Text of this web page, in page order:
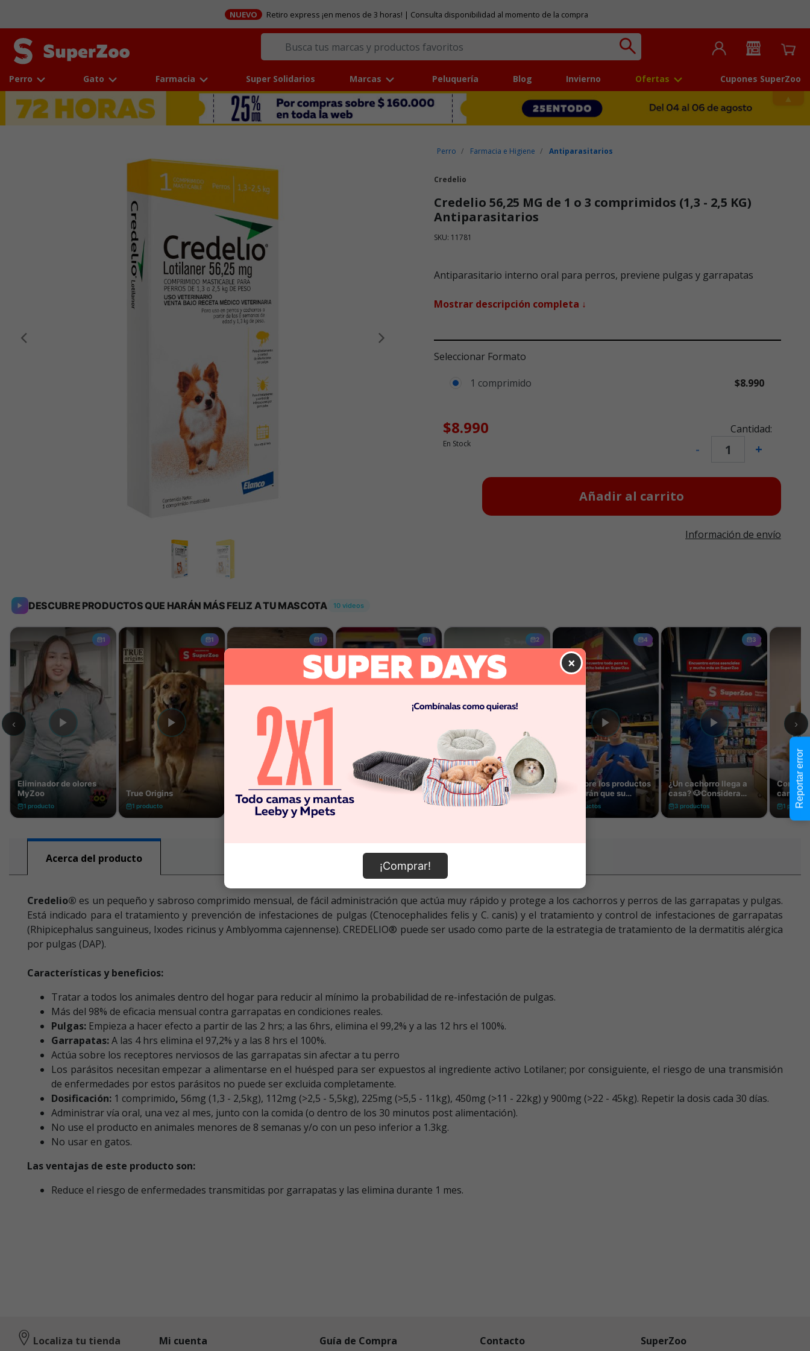
NUEVO Retiro express ¡en menos de 3 horas! | Consulta disponibilidad al momento de la compra
Perro Gato Farmacia Super Solidarios Marcas Peluquería Blog Invierno Ofertas Cupones SuperZoo
Anterior Siguiente
Perro Farmacia e Higiene Antiparasitarios
Credelio
Credelio 56,25 MG de 1 o 3 comprimidos (1,3 - 2,5 KG)
Antiparasitarios
SKU: 11781
Antiparasitario interno oral para perros, previene pulgas y garrapatas
Mostrar descripción completa ↓
Seleccionar Formato
1 comprimido
$8.990
Cantidad:
- +
$8.990
En Stock
Añadir al carrito
Información de envío
Acerca del producto
Credelio® es un pequeño y sabroso comprimido mensual, de fácil administración que actúa muy rápido y protege a los cachorros y perros de las garrapatas y pulgas.
Está indicado para el tratamiento y prevención de infestaciones de pulgas (Ctenocephalides felis y C. canis) y el tratamiento y control de infestaciones de garrapatas
(Rhipicephalus sanguineus, Ixodes ricinus y Amblyomma cajennense). CREDELIO® puede ser usado como parte de la estrategia de tratamiento de la dermatitis alérgica
por pulgas (DAP).
Características y beneficios:
Tratar a todos los animales dentro del hogar para reducir al mínimo la probabilidad de re-infestación de pulgas.
Más del 98% de eficacia mensual contra garrapatas en condiciones reales.
Pulgas: Empieza a hacer efecto a partir de las 2 hrs; a las 6hrs, elimina el 99,2% y a las 12 hrs el 100%.
Garrapatas:A las 4 hrs elimina el 97,2% y a las 8 hrs el 100%.
Actúa sobre los receptores nerviosos de las garrapatas sin afectar a tu perro
Los parásitos necesitan empezar a alimentarse en el huésped para ser expuestos al ingrediente activo Lotilaner; por consiguiente, el riesgo de una transmisión
de enfermedades por estos parásitos no puede ser excluida completamente.
Dosificación: 1 comprimido, 56mg (1,3 - 2,5kg), 112mg (>2,5 - 5,5kg), 225mg (>5,5 - 11kg), 450mg (>11 - 22kg) y 900mg (>22 - 45kg). Repetir la dosis cada 30 días.
Administrar vía oral, una vez al mes, junto con la comida (o dentro de los 30 minutos post alimentación).
No use el producto en animales menores de 8 semanas y/o con un peso inferior a 1.3kg.
No usar en gatos.
Las ventajas de este producto son:
Reduce el riesgo de enfermedades transmitidas por garrapatas y las elimina durante 1 mes.
×
¡Comprar!
Localiza tu tienda Mi cuenta Guía de Compra Contacto SuperZoo
Reportar error